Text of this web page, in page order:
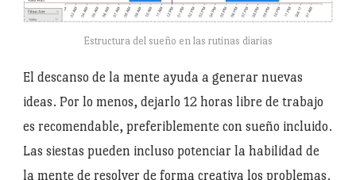
Estructura del sueño en las rutinas diarias
El descanso de la mente ayuda a generar nuevas
ideas. Por lo menos, dejarlo 12 horas libre de trabajo
es recomendable, preferiblemente con sueño incluido.
Las siestas pueden incluso potenciar la habilidad de
la mente de resolver de forma creativa los problemas.